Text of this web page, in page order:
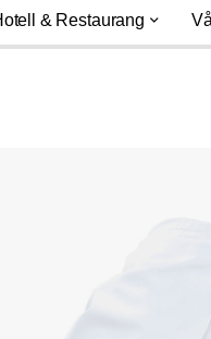
& Restaurang